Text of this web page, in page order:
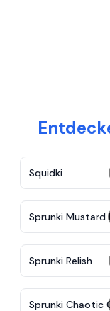
Squidki
Sprunki Mustard
2
Sprunki Relish
Sprunki Chaotic